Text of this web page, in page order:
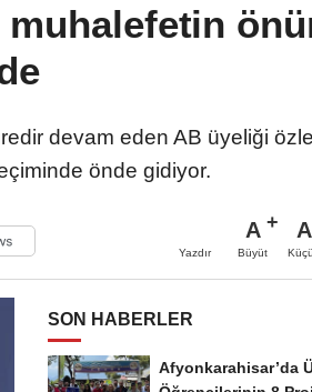
muhalefetin
devam eden AB üyeliği
önde gidiyor.
Yazdır
A
Büyüt
A
SON HABERLER
Afyonkarahisar’da